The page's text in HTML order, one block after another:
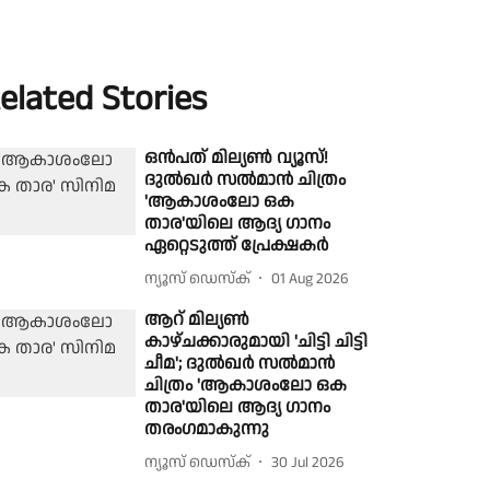
Stories
ഒൻപത് മില്യൺ വ്യൂസ്!
ദുൽഖർ സൽമാൻ ചിത്രം
'ആകാശംലോ ഒക
താര'യിലെ ആദ്യ ഗാനം
ഏറ്റെടുത്ത് പ്രേക്ഷകർ
ന്യൂസ് ഡെസ്ക് 01 Aug 2026
ആറ് മില്യൺ
കാഴ്ചക്കാരുമായി 'ചിട്ടി ചിട്ടി
ചീമ'; ദുൽഖർ സൽമാൻ
ചിത്രം 'ആകാശംലോ ഒക
താര'യിലെ ആദ്യ ഗാനം
തരംഗമാകുന്നു
ന്യൂസ് ഡെസ്ക് 30 Jul 2026